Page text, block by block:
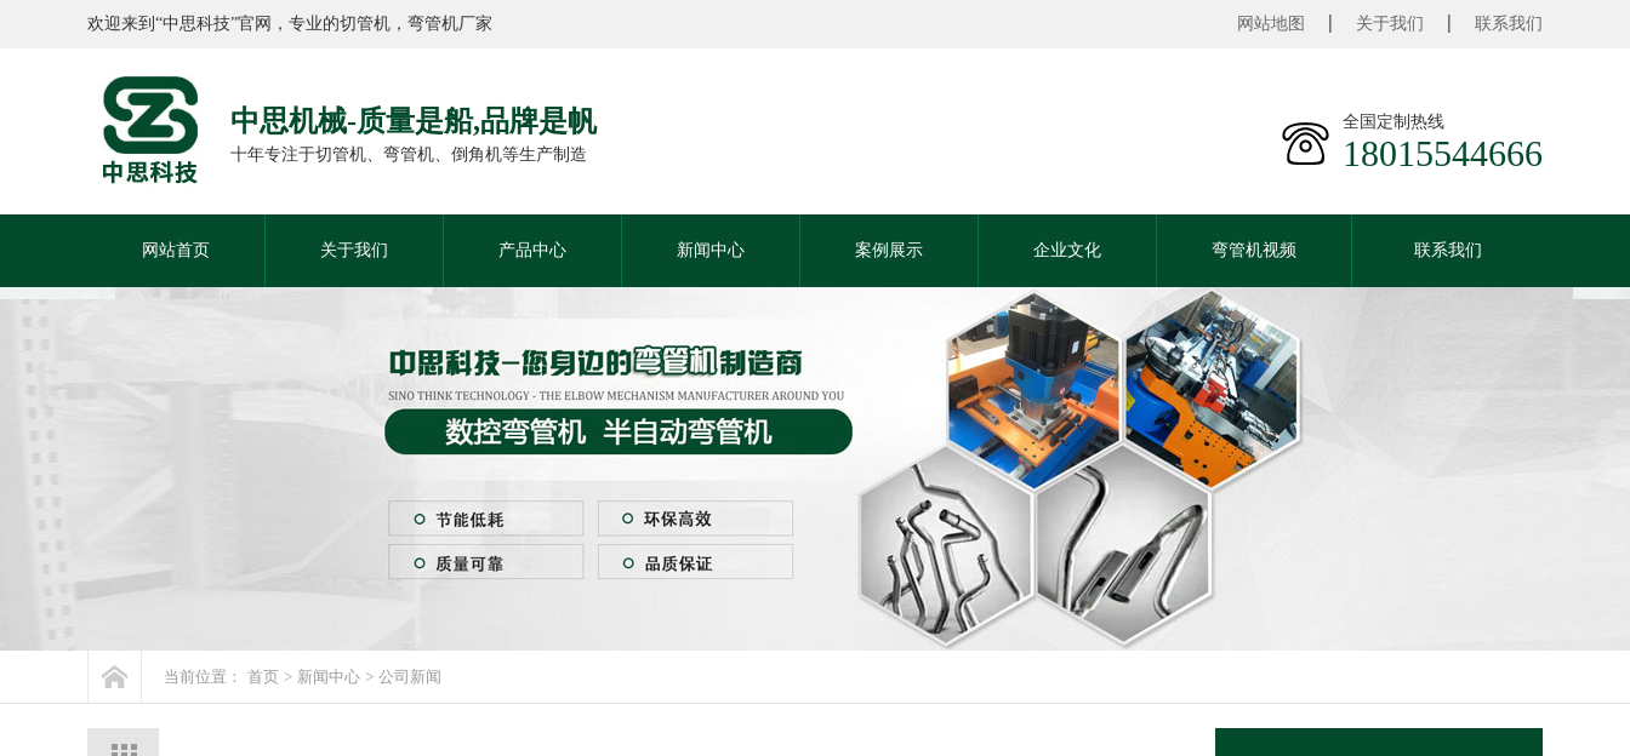
欢迎来到“中思科技”官网，专业的切管机，弯管机厂家 网站地图 关于我们 联系我们
中思机械-质量是船,品牌是帆
十年专注于切管机、弯管机、倒角机等生产制造
全国定制热线
18015544666
网站首页 关于我们 产品中心 新闻中心 案例展示 企业文化 弯管机视频 联系我们
当前位置： 首页 > 新闻中心 > 公司新闻